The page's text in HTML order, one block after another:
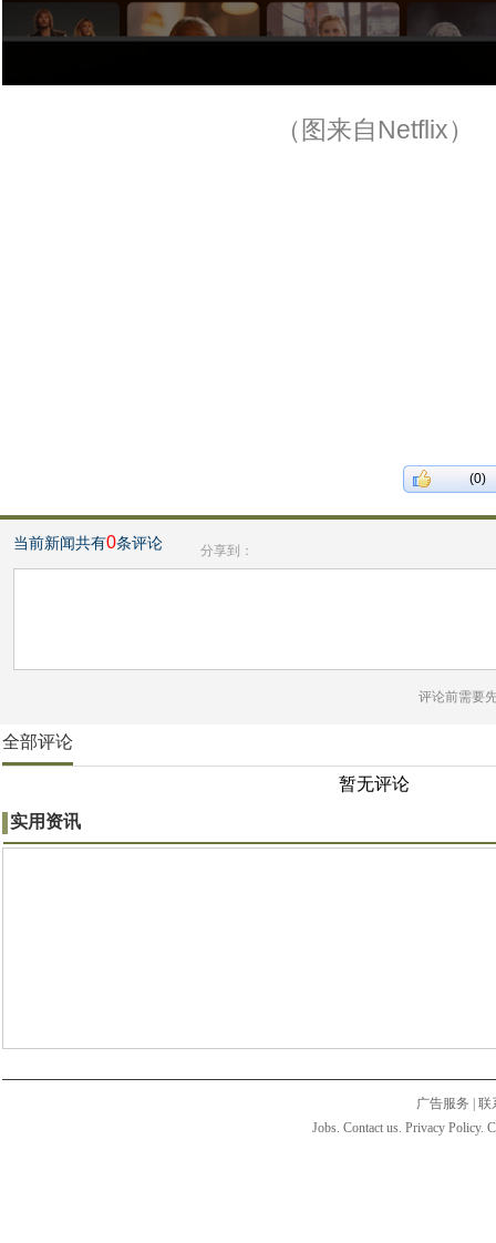
（图来自Netflix）
(0)
当前新闻共有0条评论 分享到：
评论前需要
全部评论
暂无评论
实用资讯
广告服务
联
Jobs. Contact us. Privacy Policy.